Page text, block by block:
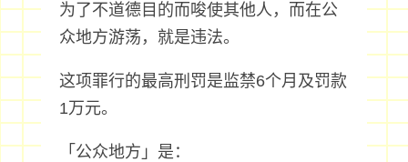
为了不道德目的而唆使其他人，而在公
众地方游荡，就是违法。
这项罪行的最高刑罚是监禁6个月及罚款
1万元。
「公众地方」是：